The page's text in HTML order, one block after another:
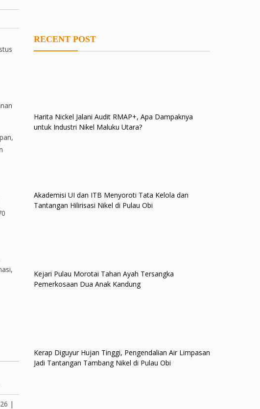
|
RECENT POST
Harita Nickel Jalani Audit RMAP+, Apa Dampaknya
untuk Industri Nikel Maluku Utara?
Akademisi UI dan ITB Menyoroti Tata Kelola dan
Tantangan Hilirisasi Nikel di Pulau Obi
Kejari Pulau Morotai Tahan Ayah Tersangka
Pemerkosaan Dua Anak Kandung
Kerap Diguyur Hujan Tinggi, Pengendalian Air Limpasan
Jadi Tantangan Tambang Nikel di Pulau Obi